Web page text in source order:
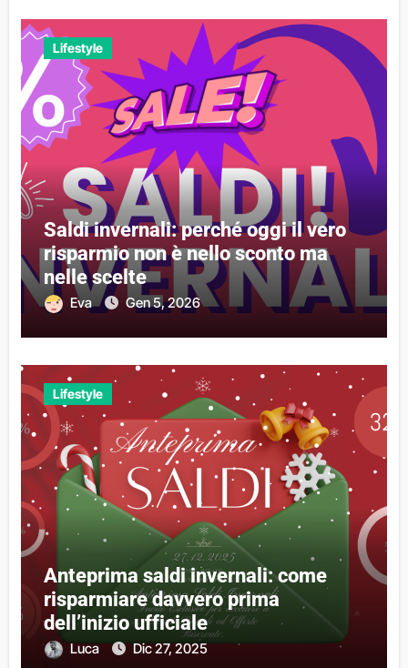
Lifestyle
Saldi invernali: perché oggi il vero
risparmio non è nello sconto ma
nelle scelte
Eva Gen 5, 2026
Lifestyle
Anteprima saldi invernali: come
risparmiare davvero prima
dell’inizio ufficiale
Luca Dic 27, 2025